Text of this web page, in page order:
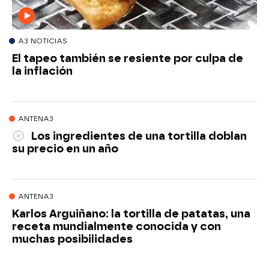
A3 NOTICIAS
El tapeo también se resiente por culpa de
la inflación
ANTENA3
Los ingredientes de una tortilla doblan
su precio en un año
ANTENA3
Karlos Arguiñano: la tortilla de patatas, una
receta mundialmente conocida y con
muchas posibilidades